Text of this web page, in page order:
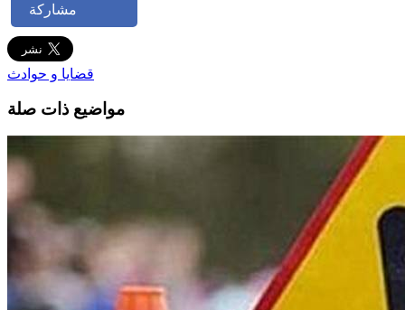
مشاركة
قضايا و حوادث
مواضيع ذات صلة